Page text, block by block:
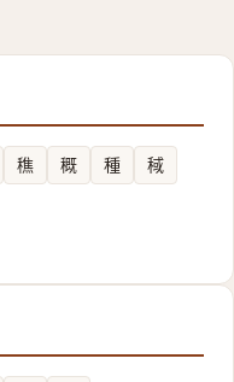
穛 穊 種
稢